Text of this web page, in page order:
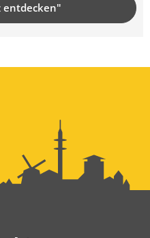
entdecken"